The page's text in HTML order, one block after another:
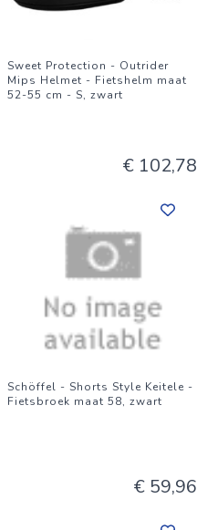
Sweet Protection - Outrider
Mips Helmet - Fietshelm maat
52-55 cm - S, zwart
€ 102,78
Schöffel - Shorts Style Keitele -
Fietsbroek maat 58, zwart
€ 59,96